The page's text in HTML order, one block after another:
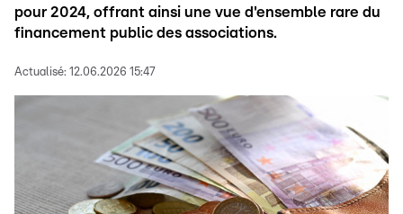
pour 2024, offrant ainsi une vue d'ensemble rare du
financement public des associations.
Actualisé: 12.06.2026 15:47